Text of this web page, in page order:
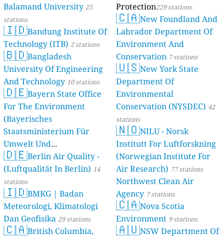
stations
Balamand University25
stations
🇮🇩Bandung Institute Of
Technology (ITB) 2 stations
🇧🇩Bangladesh
University Of Engineering
And Technology 10 stations
🇩🇪Bayern State Office
For The Environment
(Bayerisches
Staatsministerium Für
Umwelt Und
Verbraucherschutz) - LfU
46 stations
🇩🇪Berlin Air Quality -
(Luftqualität In Berlin) 14
stations
🇮🇩BMKG | Badan
Meteorologi, Klimatologi
Dan Geofisika 29 stations
🇨🇦British Columbia,
Protection229 stations
🇨🇦New Foundland And
Labrador Department Of
Environment And
Conservation 7 stations
🇺🇸New York State
Department Of
Environmental
Conservation (NYSDEC) 42
stations
🇳🇴NILU - Norsk
Institutt For Luftforskning
(Norwegian Institute For
Air Research) 77 stations
Northwest Clean Air
Agency 7 stations
🇨🇦Nova Scotia
Environment 9 stations
🇦🇺NSW Department Of